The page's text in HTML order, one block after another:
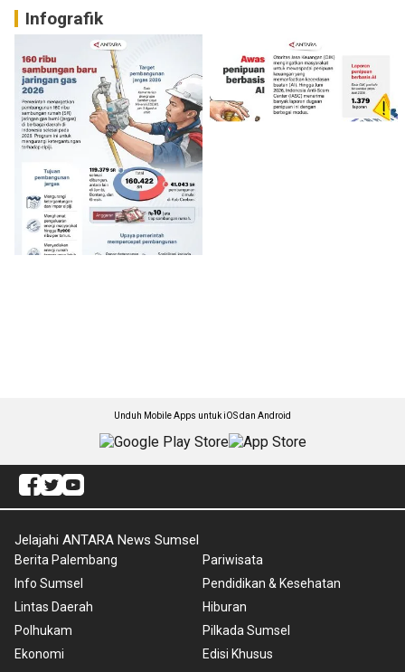
Infografik
Unduh Mobile Apps untuk iOS dan Android
Jelajahi ANTARA News Sumsel
Berita Palembang
Info Sumsel
Lintas Daerah
Polhukam
Ekonomi
Pariwisata
Pendidikan & Kesehatan
Hiburan
Pilkada Sumsel
Edisi Khusus